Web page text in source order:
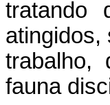
tratando
atingidos,
trabalho,
fauna